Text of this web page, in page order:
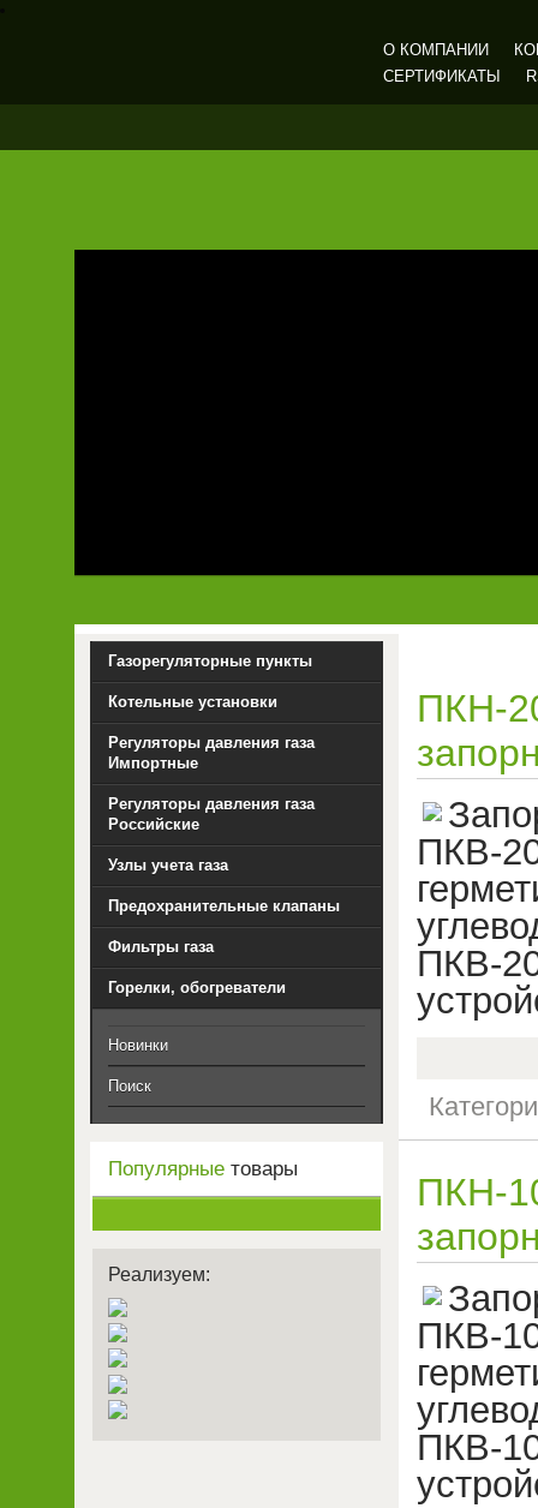
О КОМПАНИИ
СЕРТИФИКАТЫ
ПКН-
ПКВ-
ПКВ-
ПКН-
ПКВ-
ПКВ-
Газорегуляторные пункты
Котельные установки
Регуляторы давления газа
Импортные
Регуляторы давления газа
Российские
Узлы учета газа
Предохранительные клапаны
Фильтры газа
Горелки, обогреватели
Новинки
Поиск
Популярные товары
Реализуем: